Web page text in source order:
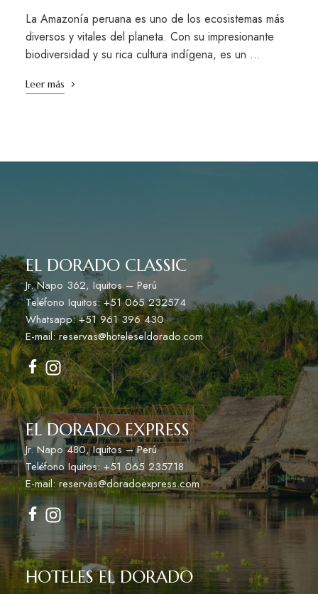
La Amazonía peruana es uno de los ecosistemas más
diversos y vitales del planeta. Con su impresionante
biodiversidad y su rica cultura indígena, es un …
Leer más
EL DORADO CLASSIC
Jr. Napo 362, Iquitos – Perú
Teléfono Iquitos: +51 065 232574
Whatsapp: +51 961 396 430
E-mail: reservas@hoteleseldorado.com
EL DORADO EXPRESS
Jr. Napo 480, Iquitos – Perú
Teléfono Iquitos: +51 065 235718
E-mail: reservas@doradoexpress.com
HOTELES EL DORADO